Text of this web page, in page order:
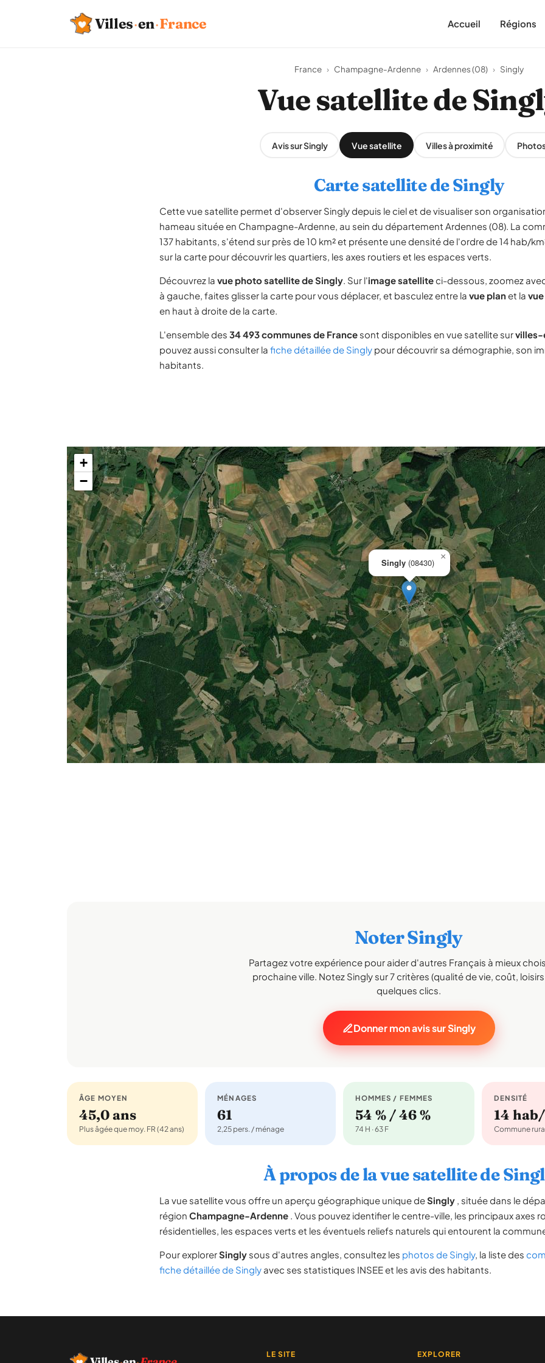
Villes·en·France Accueil Régions
France › Champagne-Ardenne › Ardennes (08) › Singly
Vue satellite de
Avis sur Singly Vue satellite Villes à proximité
Carte satellite de Singly
Cette vue satellite permet d'observer Singly depuis le ciel et de visualiser son
hameau située en Champagne-Ardenne, au sein du département Ardennes (08). La
137 habitants, s'étend sur près de 10 km² et présente une densité de l'ordre de 14 hab/
sur la carte pour découvrir les quartiers, les axes routiers et les espaces verts.
Découvrez la vue photo satellite de Singly. Sur l'image satelliteci-dessous, zoomez
à gauche, faites glisser la carte pour vous déplacer, et basculez entre la vue planet la
en haut à droite de la carte.
L'ensemble des 34 493 communes de France sont disponibles en vue satellite sur
pouvez aussi consulter la fiche détaillée de Singly pour découvrir sa démographie, son
habitants.
Singly (08430)
×
+
−
Noter Singly
Partagez votre expérience pour aider d'autres Français à mieux
prochaine ville. Notez Singly sur 7 critères (qualité de vie, coût,
quelques clics.
Donner mon avis sur Singly
ÂGE MOYEN
45,0 ans
Plus âgée que moy. FR (42 ans)
MÉNAGES
61
2,25 pers. / ménage
HOMMES / FEMMES
54 % / 46 %
74 H · 63 F
DENSITÉ
14
Commune
À propos de la vue satellite de
La vue satellite vous offre un aperçu géographique unique deSingly , située dans le
région Champagne-Ardenne . Vous pouvez identifier le centre-ville, les principaux axes
résidentielles, les espaces verts et les éventuels reliefs naturels qui entourent la
Pour explorerSingly sous d'autres angles, consultez les photos de Singly, la liste des
fiche détaillée de Singly avec ses statistiques INSEE et les avis des habitants.
LE SITE EXPLORER